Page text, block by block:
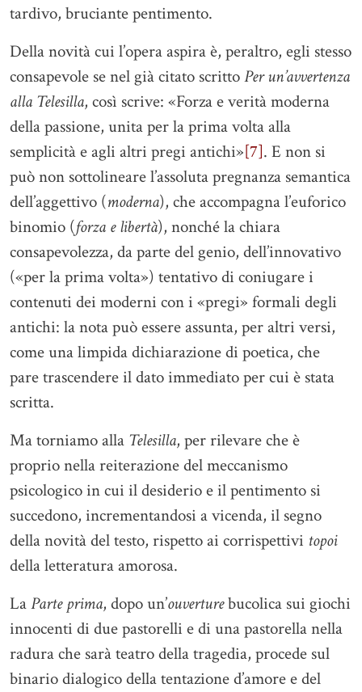
tardivo, bruciante pentimento.
Della novità cui l’opera aspira è, peraltro, egli stesso
consapevole se nel già citato scrittoPer un’avvertenza
alla Telesilla, così scrive: «Forza e verità moderna
della passione, unita per la prima volta alla
semplicità e agli altri pregi antichi»[7]. E non si
può non sottolineare l’assoluta pregnanza semantica
dell’aggettivo (moderna), che accompagna l’euforico
binomio (forza e libertà), nonché la chiara
consapevolezza, da parte del genio, dell’innovativo
(«per la prima volta») tentativo di coniugare i
contenuti dei moderni con i «pregi» formali degli
antichi: la nota può essere assunta, per altri versi,
come una limpida dichiarazione di poetica, che
pare trascendere il dato immediato per cui è stata
scritta.
Ma torniamo alla Telesilla, per rilevare che è
proprio nella reiterazione del meccanismo
psicologico in cui il desiderio e il pentimento si
succedono, incrementandosi a vicenda, il segno
della novità del testo, rispetto ai corrispettivi topoi
della letteratura amorosa.
LaParte prima, dopo un’ouverturebucolica sui giochi
innocenti di due pastorelli e di una pastorella nella
radura che sarà teatro della tragedia, procede sul
binario dialogico della tentazione d’amore e del